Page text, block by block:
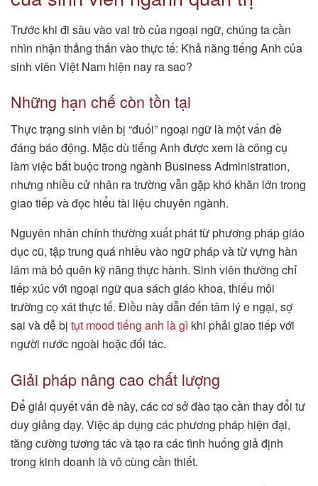
Trước khi đi sâu vào vai trò của ngoại ngữ, chúng ta cần
nhìn nhận thẳng thắn vào thực tế: Khả năng tiếng Anh của
sinh viên Việt Nam hiện nay ra sao?
Những hạn chế còn tồn tại
Thực trạng sinh viên bị “đuối” ngoại ngữ là một vấn đề
đáng báo động. Mặc dù tiếng Anh được xem là công cụ
làm việc bắt buộc trong ngành Business Administration,
nhưng nhiều cử nhân ra trường vẫn gặp khó khăn lớn trong
giao tiếp và đọc hiểu tài liệu chuyên ngành.
Nguyên nhân chính thường xuất phát từ phương pháp giáo
dục cũ, tập trung quá nhiều vào ngữ pháp và từ vựng hàn
lâm mà bỏ quên kỹ năng thực hành. Sinh viên thường chỉ
tiếp xúc với ngoại ngữ qua sách giáo khoa, thiếu môi
trường cọ xát thực tế. Điều này dẫn đến tâm lý e ngại, sợ
sai và dễ bị tụt mood tiếng anh là gì khi phải giao tiếp với
người nước ngoài hoặc đối tác.
Giải pháp nâng cao chất lượng
Để giải quyết vấn đề này, các cơ sở đào tạo cần thay đổi tư
duy giảng dạy. Việc áp dụng các phương pháp hiện đại,
tăng cường tương tác và tạo ra các tình huống giả định
trong kinh doanh là vô cùng cần thiết.